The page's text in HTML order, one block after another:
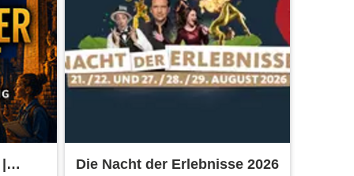
Die Nacht der Erlebnisse 2026